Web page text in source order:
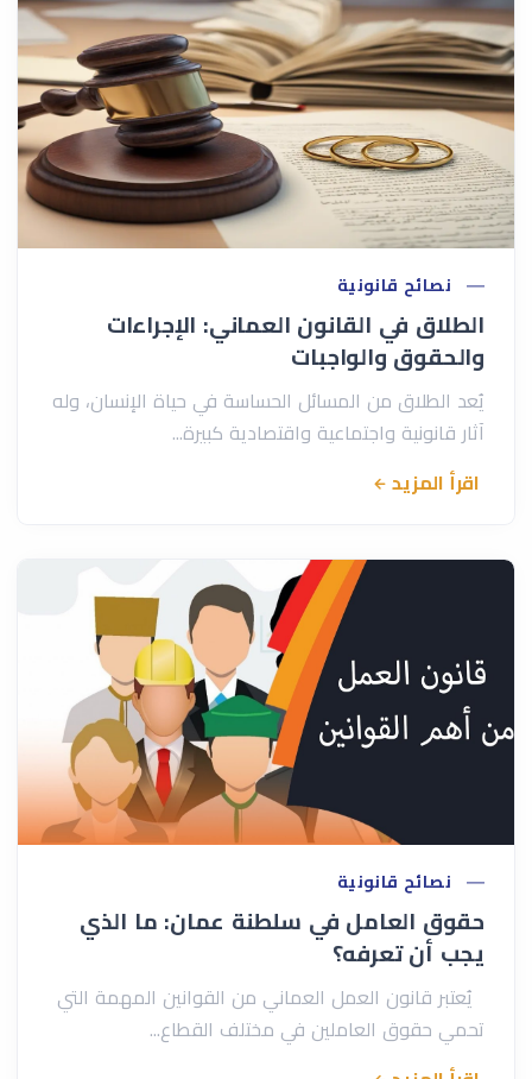
نصائح قانونية
الطلاق في القانون العماني: الإجراءات
والحقوق والواجبات
يُعد الطلاق من المسائل الحساسة في حياة الإنسان، وله
آثار قانونية واجتماعية واقتصادية كبيرة...
اقرأ المزيد
نصائح قانونية
حقوق العامل في سلطنة عمان: ما الذي
يجب أن تعرفه؟
يُعتبر قانون العمل العماني من القوانين المهمة التي
تحمي حقوق العاملين في مختلف القطاع...